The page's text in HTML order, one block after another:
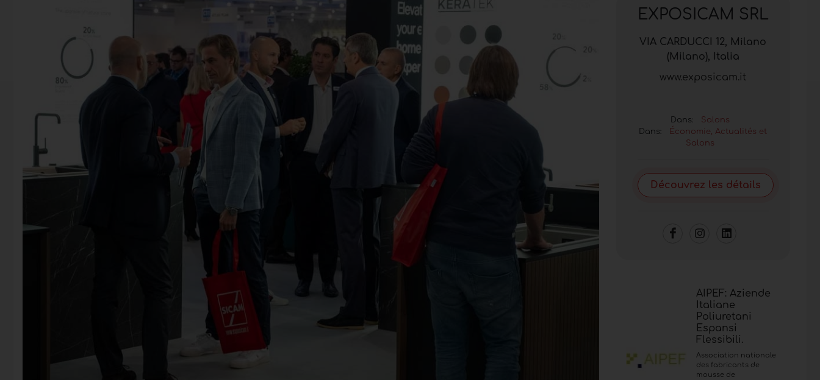
EXPOSICAM SRL
VIA CARDUCCI 12, Milano
(Milano), Italia
www.exposicam.it
Dans:
Salons
Dans:
Économie, Actualités et
Salons
Découvrez les détails
AIPEF: Aziende
Italiane
Poliuretani
Espansi
Flessibili.
Association nationale
des fabricants de
mousse de